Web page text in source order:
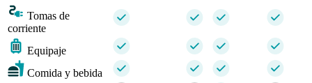
Tomas de
corriente
Equipaje
Comida y bebida